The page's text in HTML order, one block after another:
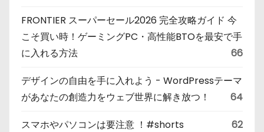
FRONTIER スーパーセール2026 完全攻略ガイド 今
こそ買い時！ゲーミングPC・高性能BTOを最安で手
に入れる方法
66
デザインの自由を手に入れよう - WordPressテーマ
があなたの創造力をウェブ世界に解き放つ！
64
スマホやパソコンは要注意 ！#shorts 62